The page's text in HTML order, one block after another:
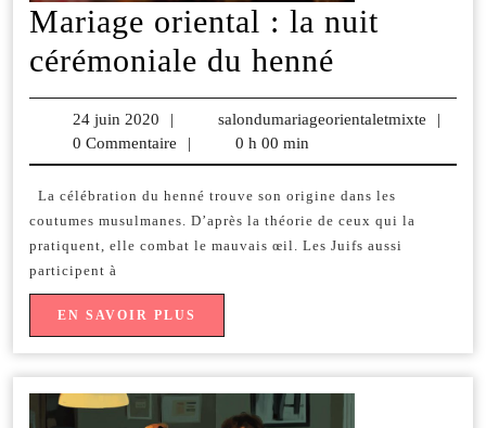
Mariage oriental : la nuit
cérémoniale du henné
oriental
la
nuit
24 juin 2020
24
juin
2020
| salondumariageorientaletmixte
|
0 Commentaire
| 0 h 00 min
La célébration du henné trouve son origine dans les
coutumes musulmanes. D’après la théorie de ceux qui la
pratiquent, elle combat le mauvais œil. Les Juifs aussi
participent à
EN SAVOIR PLUS
SAVOIR
PLUS